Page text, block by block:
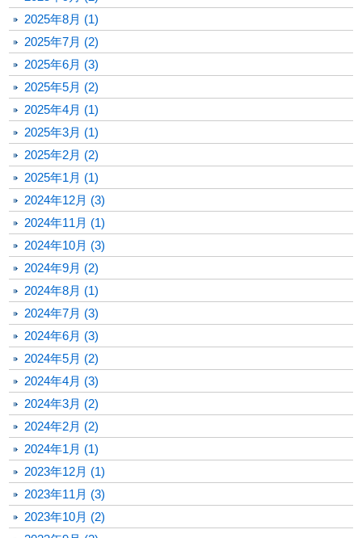
2025年8月 (1)
2025年7月 (2)
2025年6月 (3)
2025年5月 (2)
2025年4月 (1)
2025年3月 (1)
2025年2月 (2)
2025年1月 (1)
2024年12月 (3)
2024年11月 (1)
2024年10月 (3)
2024年9月 (2)
2024年8月 (1)
2024年7月 (3)
2024年6月 (3)
2024年5月 (2)
2024年4月 (3)
2024年3月 (2)
2024年2月 (2)
2024年1月 (1)
2023年12月 (1)
2023年11月 (3)
2023年10月 (2)